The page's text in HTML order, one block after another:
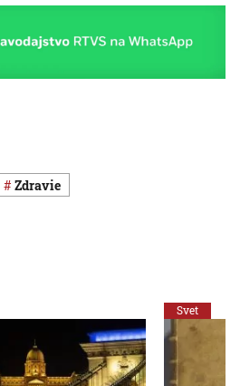
Zdravie
Svet